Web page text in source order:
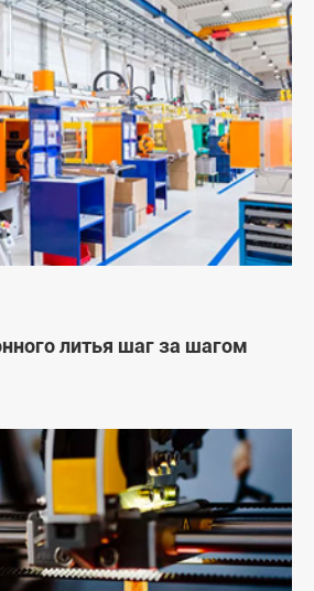
литья шаг за шагом